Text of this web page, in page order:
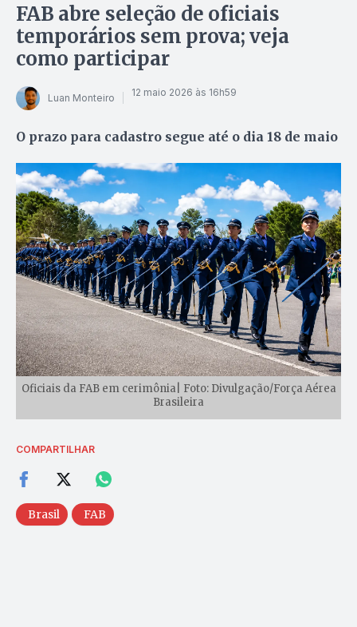
FAB abre seleção de oficiais
temporários sem prova; veja
como participar
Luan Monteiro 12 maio 2026 às 16h59
O prazo para cadastro segue até o dia 18 de maio
Oficiais da FAB em cerimônia| Foto: Divulgação/Força Aérea
Brasileira
COMPARTILHAR
Brasil FAB